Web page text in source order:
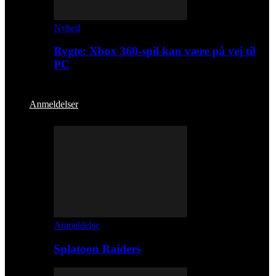
Nyhed
Rygte: Xbox 360-spil kan være på vej til
PC
Anmeldelser
Anmeldelse
Splatoon Raiders